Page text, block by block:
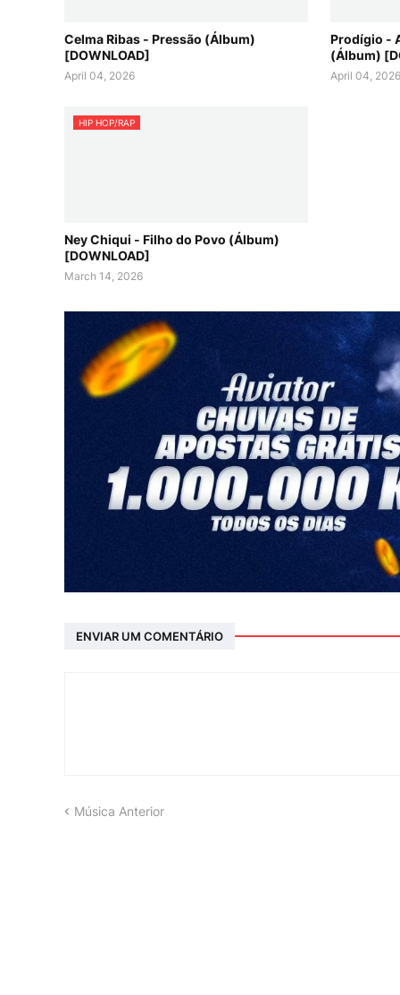
Celma Ribas - Pressão (Álbum)
[DOWNLOAD]
April 04, 2026
Prodígio -
(Álbum)
April 04, 2026
HIP HOP/RAP
Ney Chiqui - Filho do Povo (Álbum)
[DOWNLOAD]
March 14, 2026
ENVIAR UM COMENTÁRIO
Música Anterior